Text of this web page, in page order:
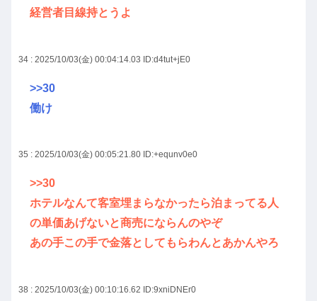
経営者目線持とうよ
34 : 2025/10/03(金) 00:04:14.03 ID:d4tut+jE0
>>30
働け
35 : 2025/10/03(金) 00:05:21.80 ID:+equnv0e0
>>30
ホテルなんて客室埋まらなかったら泊まってる人
の単価あげないと商売にならんのやぞ
あの手この手で金落としてもらわんとあかんやろ
38 : 2025/10/03(金) 00:10:16.62 ID:9xniDNEr0